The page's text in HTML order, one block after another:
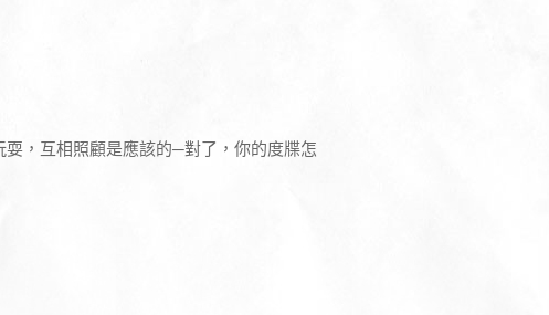
，互相照顧是應該的─對了，你的度牒怎